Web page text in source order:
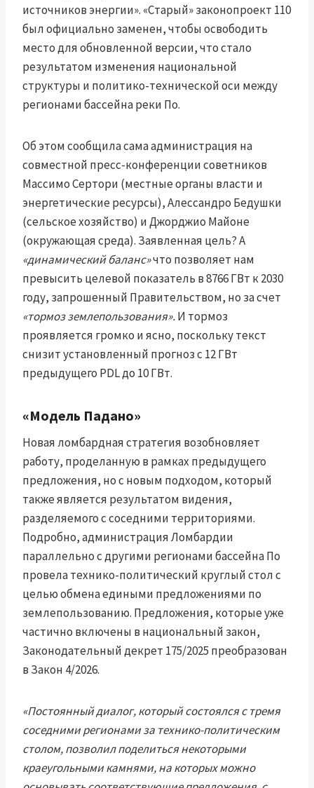
источников энергии». «Старый» законопроект 110
был официально заменен, чтобы освободить
место для обновленной версии, что стало
результатом изменения национальной
структуры и политико-технической оси между
регионами бассейна реки По.
Об этом сообщила сама администрация на
совместной пресс-конференции советников
Массимо Сертори (местные органы власти и
энергетические ресурсы), Алессандро Бедушки
(сельское хозяйство) и Джорджио Майоне
(окружающая среда). Заявленная цель? А
«динамический баланс»что позволяет нам
превысить целевой показатель в 8766 ГВт к 2030
году, запрошенный Правительством, но за счет
«тормоз землепользования».И тормоз
проявляется громко и ясно, поскольку текст
снизит установленный прогноз с 12 ГВт
предыдущего PDL до 10 ГВт.
«Модель Падано»
Новая ломбардная стратегия возобновляет
работу, проделанную в рамках предыдущего
предложения, но с новым подходом, который
также является результатом видения,
разделяемого с соседними территориями.
Подробно, администрация Ломбардии
параллельно с другими регионами бассейна По
провела технико-политический круглый стол с
целью обмена едиными предложениями по
землепользованию. Предложения, которые уже
частично включены в национальный закон,
Законодательный декрет 175/2025 преобразован
в Закон 4/2026.
«Постоянный диалог, который состоялся с тремя
соседними регионами за технико-политическим
столом, позволил поделиться некоторыми
краеугольными камнями, на которых можно